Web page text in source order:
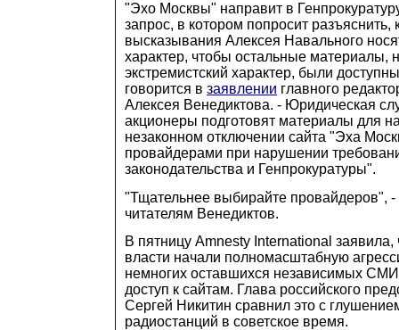
"Эхо Москвы" направит в
запрос, в котором попросит разъяснить,
высказывания Алексея Навального
характер, чтобы остальные материалы,
экстремистский характер, были
говорится в заявлении главного
Алексея Венедиктова. - Юридическая
акционеры подготовят материалы для
незаконном отключении сайта "Эха
провайдерами при нарушении
законодательства и Генпрокуратуры".
"Тщательнее выбирайте провайдеров", -
читателям Венедиктов.
В пятницу Amnesty International заявила,
власти начали полномасштабную
немногих оставшихся независимых СМИ
доступ к сайтам. Глава российского
Сергей Никитин сравнил это с
радиостанций в советское время.